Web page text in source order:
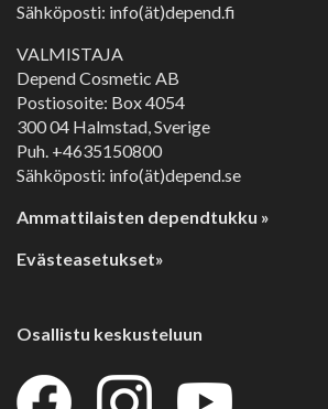
Sähköposti: info(ät)depend.fi
VALMISTAJA
Depend Cosmetic AB
Postiosoite: Box 4054
300 04 Halmstad, Sverige
Puh. +4635150800
Sähköposti: info(ät)depend.se
Ammattilaisten dependtukku »
Evästeasetukset»
Osallistu keskusteluun